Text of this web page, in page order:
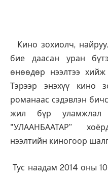
Кино зохиолч,
бие даасан уран
өнөөдөр нээлтээ хийж
Тэрээр энэхүү кино
романаас сэдэвлэн
жил бүр уламжлал
"УЛААНБААТАР”
нээлтийн киногоор
Тус наадам 2014 оны